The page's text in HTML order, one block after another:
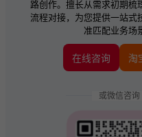
路创作。擅长从需求初期梳
流程对接，为您提供一站式
准匹配业务场
在线咨询 淘
或微信咨询